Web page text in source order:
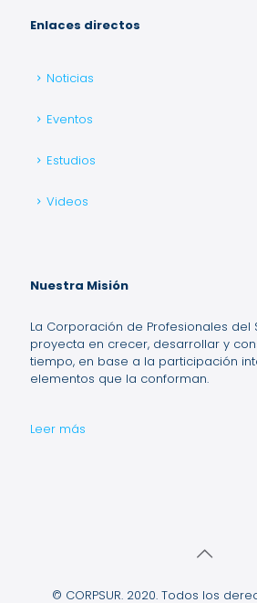
Enlaces directos
Noticias
Eventos
Estudios
Videos
Nuestra Misión
La Corporación de Profesionales del
proyecta en crecer, desarrollar y
tiempo, en base a la participación
elementos que la conforman.
Leer más
© CORPSUR. 2020. Todos los